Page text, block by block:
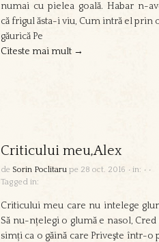
numai cu pielea goală. Habar n-
că frigul ăsta-i viu, Cum intră el prin
găurică Pe
Citeste mai mult →
Criticului meu,Alex
de Sorin Poclitaru pe 28 oct. 2016 • in: • •
Tagged in:
Criticului meu care nu intelege
Să nu-nțelegi o glumă e nasol, Cred
simți ca o găină care Priveşte într-o